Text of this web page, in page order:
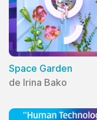
Space Garden
de Irina Bako